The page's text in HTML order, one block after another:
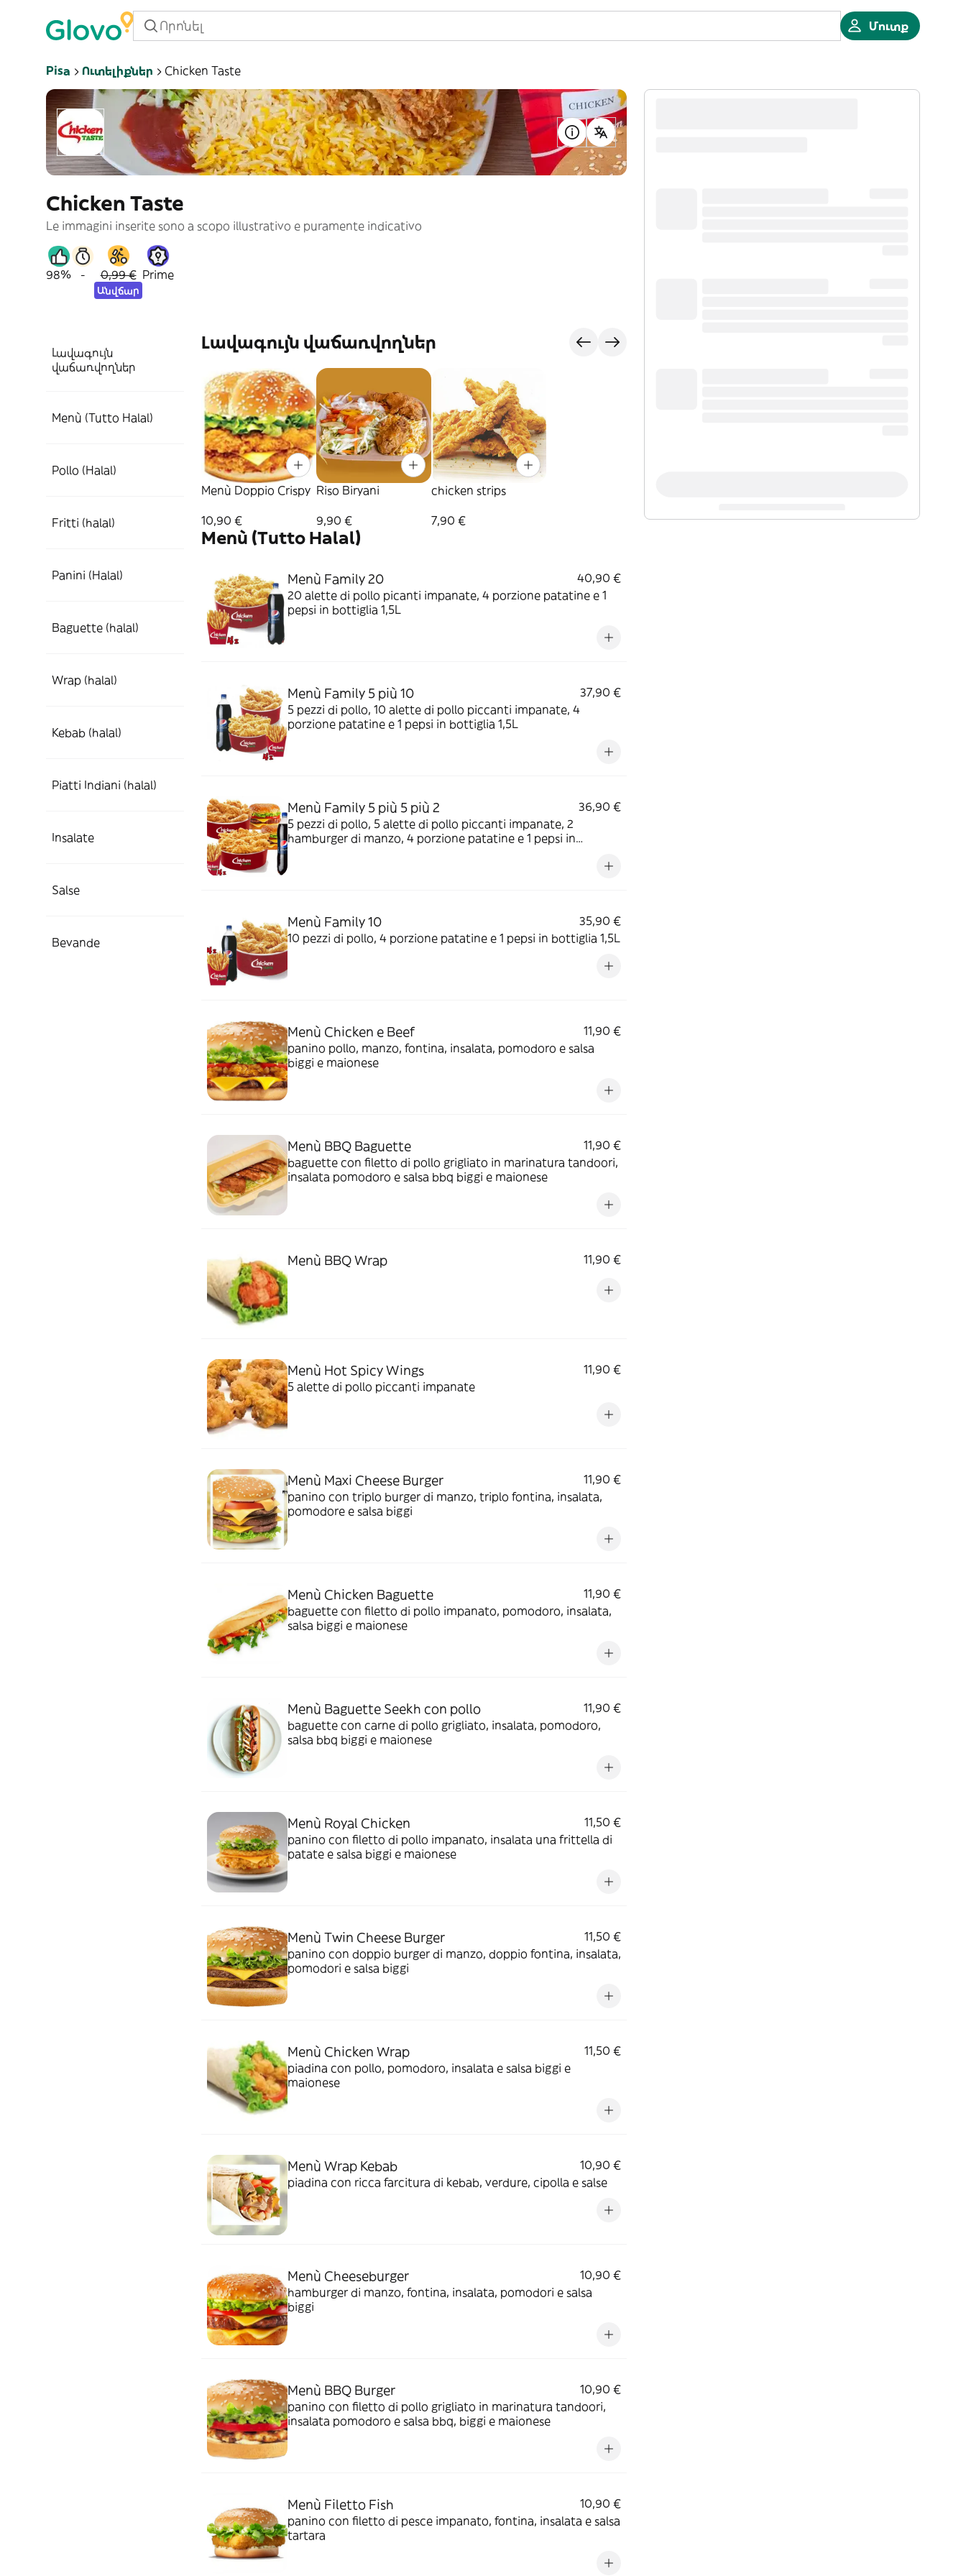
Մուտք
Pisa Ուտելիքներ Chicken Taste
Chicken Taste
Le immagini inserite sono a scopo illustrativo e puramente indicativo
98% - 0,99 €
Անվճար
Prime
Լավագույն
վաճառվողներ
Menù (Tutto Halal)
Pollo (Halal)
Fritti (halal)
Panini (Halal)
Baguette (halal)
Wrap (halal)
Kebab (halal)
Piatti Indiani (halal)
Insalate
Salse
Bevande
Լավագույն վաճառվողներ
Menù Doppio Crispy
10,90 €
Riso Biryani
9,90 €
chicken strips
7,90 €
Menù (Tutto Halal)
Menù Family 20
40,90 €
20 alette di pollo picanti impanate, 4 porzione patatine e 1
pepsi in bottiglia 1,5L
Menù Family 5 più 10
37,90 €
5 pezzi di pollo, 10 alette di pollo piccanti impanate, 4
porzione patatine e 1 pepsi in bottiglia 1,5L
Menù Family 5 più 5 più 2
36,90 €
5 pezzi di pollo, 5 alette di pollo piccanti impanate, 2
hamburger di manzo, 4 porzione patatine e 1 pepsi in
Menù Family 10
35,90 €
10 pezzi di pollo, 4 porzione patatine e 1 pepsi in bottiglia 1,5L
Menù Chicken e Beef
11,90 €
panino pollo, manzo, fontina, insalata, pomodoro e salsa
biggi e maionese
Menù BBQ Baguette
11,90 €
baguette con filetto di pollo grigliato in marinatura tandoori,
insalata pomodoro e salsa bbq biggi e maionese
Menù BBQ Wrap 11,90 €
Menù Hot Spicy Wings
11,90 €
5 alette di pollo piccanti impanate
Menù Maxi Cheese Burger
11,90 €
panino con triplo burger di manzo, triplo fontina, insalata,
pomodore e salsa biggi
Menù Chicken Baguette
11,90 €
baguette con filetto di pollo impanato, pomodoro, insalata,
salsa biggi e maionese
Menù Baguette Seekh con pollo
11,90 €
baguette con carne di pollo grigliato, insalata, pomodoro,
salsa bbq biggi e maionese
Menù Royal Chicken
11,50 €
panino con filetto di pollo impanato, insalata una frittella di
patate e salsa biggi e maionese
Menù Twin Cheese Burger
11,50 €
panino con doppio burger di manzo, doppio fontina, insalata,
pomodori e salsa biggi
Menù Chicken Wrap
11,50 €
piadina con pollo, pomodoro, insalata e salsa biggi e
maionese
Menù Wrap Kebab
10,90 €
piadina con ricca farcitura di kebab, verdure, cipolla e salse
Menù Cheeseburger
10,90 €
hamburger di manzo, fontina, insalata, pomodori e salsa
biggi
Menù BBQ Burger
10,90 €
panino con filetto di pollo grigliato in marinatura tandoori,
insalata pomodoro e salsa bbq, biggi e maionese
Menù Filetto Fish
10,90 €
panino con filetto di pesce impanato, fontina, insalata e salsa
tartara